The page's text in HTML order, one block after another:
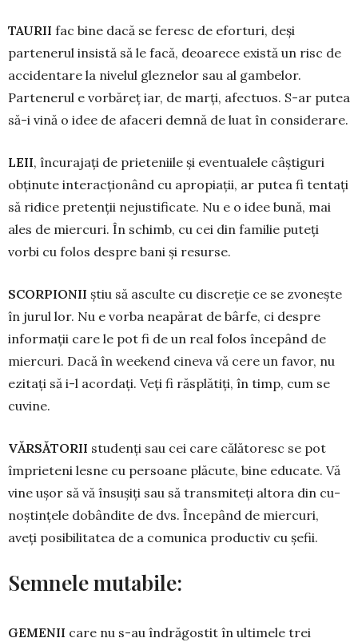
TAURII fac bine dacă se feresc de eforturi, deși
partenerul insistă să le facă, de­oarece există un risc de
accidentare la ni­velul gleznelor sau al gambelor.
Partenerul e vor­băreț iar, de marți, afectuos. S-ar putea
să-i vină o idee de afaceri demnă de luat în considerare.
LEII, încurajați de prieteniile și even­tualele câștiguri
obținute interacționând cu apropiații, ar putea fi tentați
să ridice pretenții nejustificate. Nu e o idee bună, mai
ales de miercuri. În schimb, cu cei din familie puteți
vorbi cu folos despre bani și resurse.
SCORPIONII știu să asculte cu dis­creție ce se zvonește
în jurul lor. Nu e vor­ba neapărat de bârfe, ci despre
infor­mații care le pot fi de un real folos începând de
miercuri. Dacă în weekend cineva vă cere un favor, nu
ezitați să i-l acordați. Veți fi răsplătiți, în timp, cum se
cuvine.
VĂRSĂTORII studenți sau cei care călătoresc se pot
împrieteni lesne cu per­soane plăcute, bine educate. Vă
vine ușor să vă însușiți sau să transmiteți altora din cu­
noș­tin­țele dobândite de dvs. Începând de miercuri,
aveți posibilitatea de a comunica productiv cu șefii.
Semnele mutabile:
GEMENII care nu s-au îndrăgostit în ul­timele trei